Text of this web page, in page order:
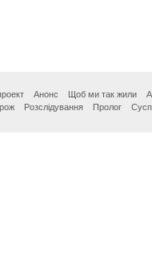
Анонс Щоб ми так жили
Розслідування Пролог